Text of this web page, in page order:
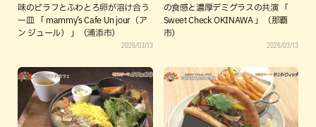
味のピラフとふわとろ卵が溶け合う
一皿 「 mammy’s Cafe Un jour（ア
ン ジュール） 」（浦添市）
2026/03/13
の食感と濃厚デミグラスの共演 「
Sweet Check OKINAWA 」（那覇
市）
2026/03/13